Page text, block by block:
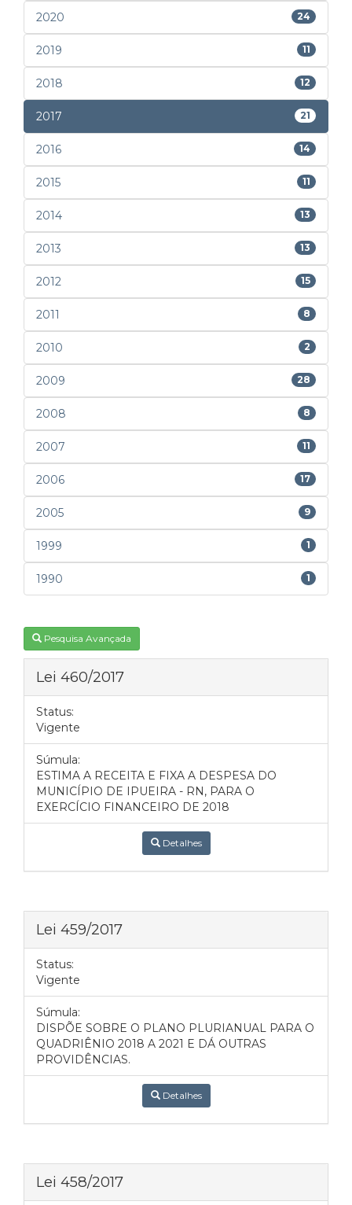
2020 24
2019 11
2018 12
2017 21
2016 14
2015 11
2014 13
2013 13
2012 15
2011 8
2010 2
2009 28
2008 8
2007 11
2006 17
2005 9
1999 1
1990 1
Pesquisa Avançada
Lei 460/2017
Status:
Vigente
Súmula:
ESTIMA A RECEITA E FIXA A DESPESA DO
MUNICÍPIO DE IPUEIRA - RN, PARA O
EXERCÍCIO FINANCEIRO DE 2018
Detalhes
Lei 459/2017
Status:
Vigente
Súmula:
DISPÕE SOBRE O PLANO PLURIANUAL PARA O
QUADRIÊNIO 2018 A 2021 E DÁ OUTRAS
PROVIDÊNCIAS.
Detalhes
Lei 458/2017